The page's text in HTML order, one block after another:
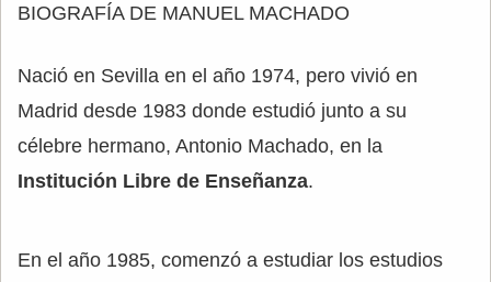
BIOGRAFÍA DE MANUEL MACHADO
Nació en Sevilla en el año 1974, pero vivió en
Madrid desde 1983 donde estudió junto a su
célebre hermano, Antonio Machado, en la
Institución Libre de Enseñanza.
En el año 1985, comenzó a estudiar los estudios